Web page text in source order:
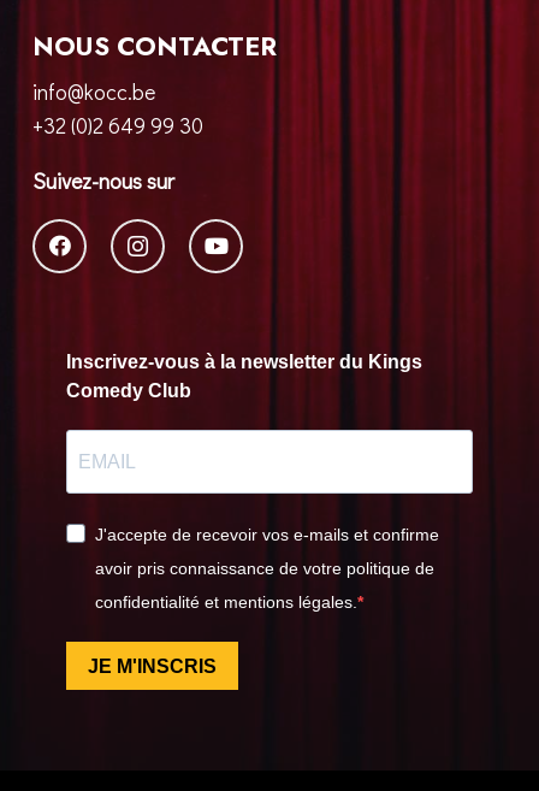
NOUS CONTACTER
info@kocc.be
+32 (0)2 649 99 30
Suivez-nous sur
Inscrivez-vous à la newsletter du Kings
Comedy Club
J'accepte de recevoir vos e-mails et confirme
avoir pris connaissance de votre politique de
confidentialité et mentions légales.
JE M'INSCRIS